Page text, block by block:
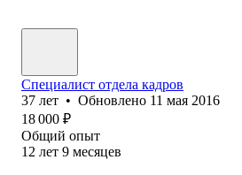
Специалист отдела кадров
37 лет • Обновлено 11 мая 2016
18 000 ₽
Общий опыт
12 лет 9 месяцев